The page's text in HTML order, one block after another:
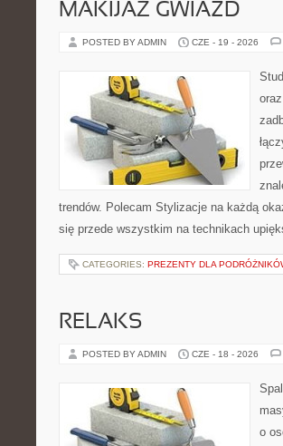
MAKIJAŻ GWIAZD
POSTED BY ADMIN CZE - 19 - 2026
trendów. Polecam Stylizacje na każdą
się przede wszystkim na technikach
CATEGORIES: PREZENTY DLA
RELAKS
POSTED BY ADMIN CZE - 18 - 2026
o